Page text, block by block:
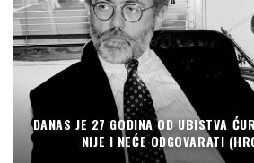
DANAS JE 27 GODINA OD UBISTVA
NIJE I NEĆE ODGOVARATI